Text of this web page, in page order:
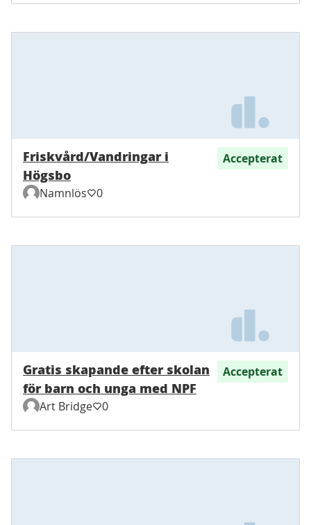
Friskvård/Vandringar i
Högsbo
Accepterat
Namnlös 0
Gratis skapande efter skolan
för barn och unga med NPF
Accepterat
Art Bridge 0